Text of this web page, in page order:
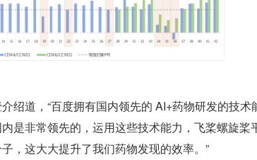
绍道，“百度拥有国内领先的 AI+药物研发的技术
是非常领先的，运用这些技术能力，飞桨螺旋桨
，这大大提升了我们药物发现的效率。”